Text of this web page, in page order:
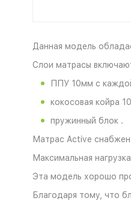
Данная модель
Слои матрасы
ППУ 10мм с
кокосовая койра
пружинный блок .
Матрас Active снабжен
Максимальная
Эта модель хорошо
Благодаря тому, что